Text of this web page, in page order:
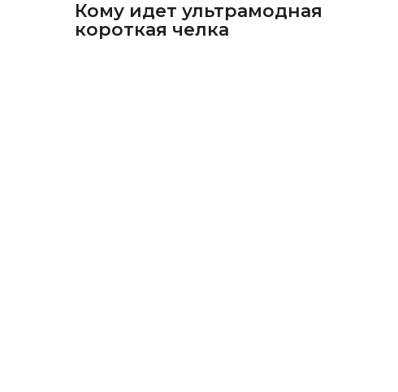
Кому идет ультрамодная
короткая челка